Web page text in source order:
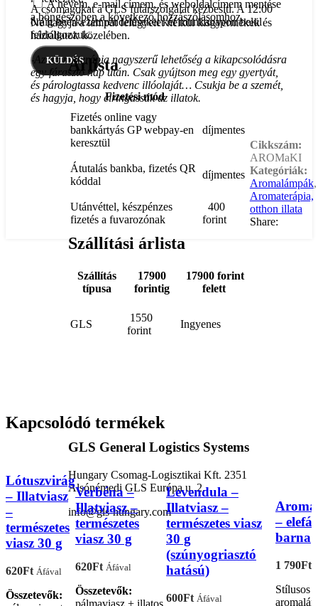
Ne hagyja a lámpát felügyelet nélkül kisgyermekek és
háziállatok közelében.
-Az aromaterápia nagyszerű lehetőség a kikapcsolódásra
egy fárasztó nap után. Csak gyújtson meg egy gyertyát,
és párologtassa kedvenc illóolaját… Csukja be a szemét,
és hagyja, hogy elringassák az illatok.
A nevem, e-mail címem, és weboldalcímem mentése
a böngészőben a következő hozzászólásomhoz.
A csomagokat a GLS futárszolgálat kézbesíti. A 12:00
óráig beérkezett rendeléseket két munkanapon belül
feldolgozzuk.
Árlista
Fizetési mód
Fizetés online vagy
bankkártyás GP webpay-en
keresztül
díjmentes
Átutalás bankba, fizetés QR
kóddal
díjmentes
Utánvéttel, készpénzes
fizetés a fuvarozónak
400
forint
Szállítási árlista
Szállítás
típusa
17900
forintig
17900 forint
felett
GLS
1550
forint
Ingyenes
GLS General Logistics Systems
Hungary Csomag-Logisztikai Kft. 2351
Alsónémedi GLS Európa u. 2.
info@gls-hungary.com
Cikkszám:
AROMaKI
Kategóriák:
Aromalámpák,
Aromaterápia,
otthon illata
Share:
Kapcsolódó termékek
Lótuszvirág
– Illatviasz
–
természetes
viasz 30 g
620Ft Áfával
Összetevők:
Verbéna –
Illatviasz –
természetes
viasz 30 g
620Ft Áfával
Összetevők:
pálmaviasz + illatos
Levendula –
Illatviasz –
természetes viasz
30 g
(szúnyogriasztó
hatású)
600Ft Áfával
–
barna
1 790Ft
Stílusos